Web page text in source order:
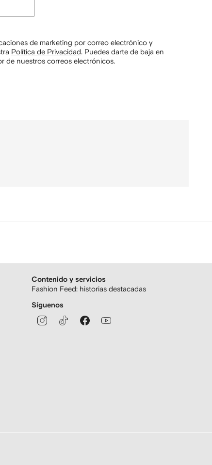
de marketing por correo electrónico y
Política de Privacidad. Puedes darte de baja en
de nuestros correos electrónicos.
Contenido y servicios
Fashion Feed: historias destacadas
Síguenos